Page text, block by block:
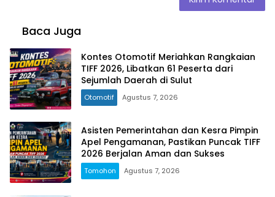
Baca Juga
Kontes Otomotif Meriahkan Rangkaian
TIFF 2026, Libatkan 61 Peserta dari
Sejumlah Daerah di Sulut
Otomotif Agustus 7, 2026
Asisten Pemerintahan dan Kesra Pimpin
Apel Pengamanan, Pastikan Puncak TIFF
2026 Berjalan Aman dan Sukses
Tomohon Agustus 7, 2026